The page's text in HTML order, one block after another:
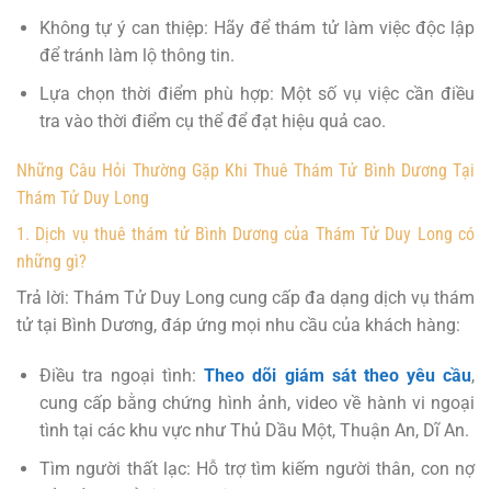
Không tự ý can thiệp: Hãy để thám tử làm việc độc lập
để tránh làm lộ thông tin.
Lựa chọn thời điểm phù hợp: Một số vụ việc cần điều
tra vào thời điểm cụ thể để đạt hiệu quả cao.
Những Câu Hỏi Thường Gặp Khi Thuê Thám Tử Bình Dương Tại
Thám Tử Duy Long
1. Dịch vụ thuê thám tử Bình Dương của Thám Tử Duy Long có
những gì?
Trả lời: Thám Tử Duy Long cung cấp đa dạng dịch vụ thám
tử tại Bình Dương, đáp ứng mọi nhu cầu của khách hàng:
Điều tra ngoại tình:Theo dõi giám sát theo yêu cầu,
cung cấp bằng chứng hình ảnh, video về hành vi ngoại
tình tại các khu vực như Thủ Dầu Một, Thuận An, Dĩ An.
Tìm người thất lạc: Hỗ trợ tìm kiếm người thân, con nợ